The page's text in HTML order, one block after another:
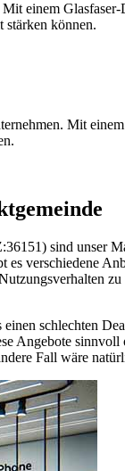
einem
stärken können.
Mit
sind unser
es verschiedene
zu
schlechten
Angebote
Fall wäre